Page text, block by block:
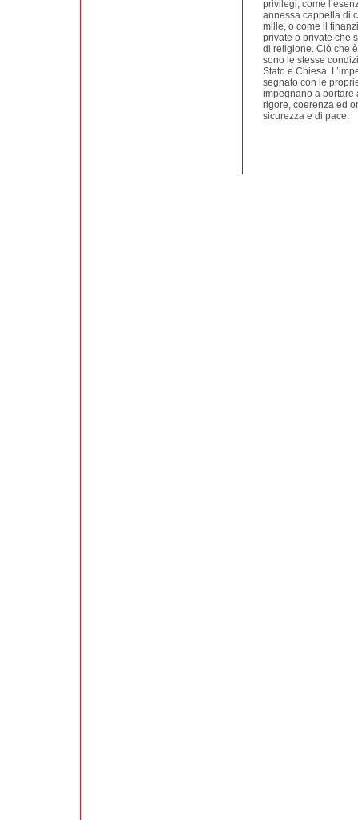
privilegi, come
annessa cappella di
mille, o come il
private o private che
di religione. Ciò che
sono le stesse
Stato e Chiesa.
segnato con le
impegnano a portare
rigore, coerenza ed
sicurezza e di pace.